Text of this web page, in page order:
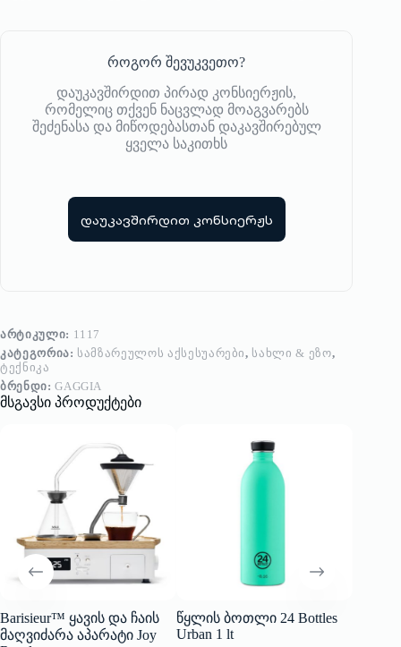
როგორ შევუკვეთო?
დაუკავშირდით პირად კონსიერჟის,
რომელიც თქვენ ნაცვლად მოაგვარებს
შეძენასა და მიწოდებასთან დაკავშირებულ
ყველა საკითხს
დაუკავშირდით კონსიერჟს
ᲐᲠᲢᲘᲙᲣᲚᲘ: 1117
ᲙᲐᲢᲔᲒᲝᲠᲘᲐ: ᲡᲐᲛᲖᲐᲠᲔᲣᲚᲝᲡ ᲐᲥᲡᲔᲡᲣᲐᲠᲔᲑᲘ, ᲡᲐᲮᲚᲘ & ᲔᲖᲝ,
ᲢᲔᲥᲜᲘᲙᲐ
ᲑᲠᲔᲜᲓᲘ:GAGGIA
მსგავსი პროდუქტები
Barisieur™ ყავის და ჩაის
მაღვიძარა აპარატი Joy
წყლის ბოთლი 24 Bottles
Urban 1 lt